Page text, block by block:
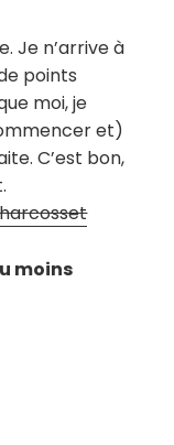
Je n’arrive à
points
moi, je
et)
C’est bon,
moins